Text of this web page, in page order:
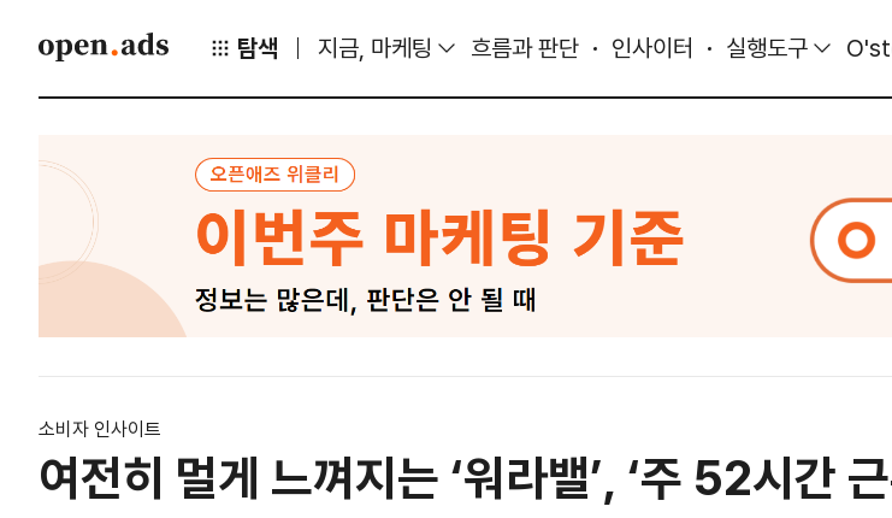
탐색 지금, 마케팅 흐름과 판단 인사이터 실행도구
소비자 인사이트
여전히 멀게 느껴지는 ‘워라밸’, ‘주 52시간